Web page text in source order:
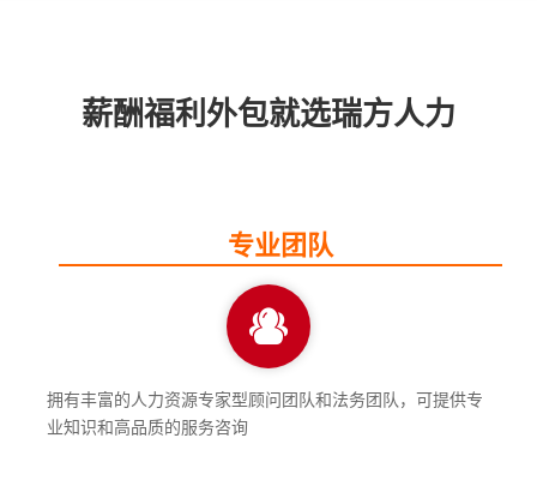
薪酬福利外包就选瑞方人力
专业团队
拥有丰富的人力资源专家型顾问团队和法务团队，可提供专
业知识和高品质的服务咨询